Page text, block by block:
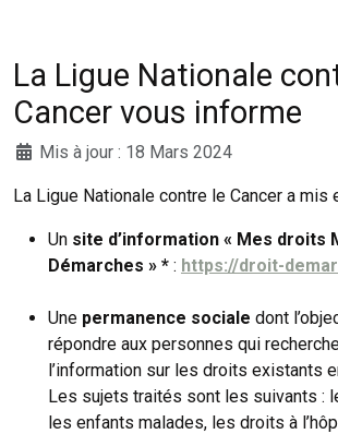
La Ligue Nationale
Cancer vous informe
Mis à jour : 18 Mars 2024
La Ligue Nationale contre le Cancer a mis
Un site d’information « Mes droits
Démarches » * : https://droit-
Une permanence sociale dont
répondre aux personnes qui
l’information sur les droits existants
Les sujets traités sont les suivants :
les enfants malades, les droits à